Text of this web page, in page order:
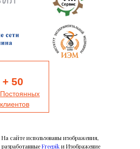
+ 50
Постоянных
клиентов
На сайте использованы изображения,
разработанные Freepik и Изображение